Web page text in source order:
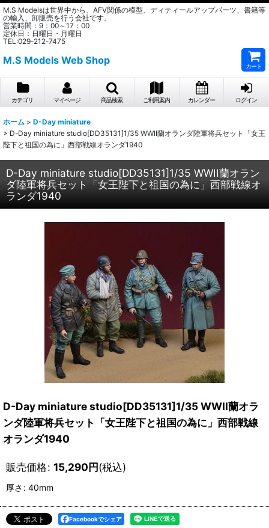
M.S Modelsは世界中から、AFV関係の模型、ディティールアップパーツ、書籍等
の輸入、卸販売を行う会社です。
営業時間：9：00～17：00
定休日：日曜日・月曜日
TEL:029-212-7475
M.S Models Web Shop
カート
カテゴリ マイページ 商品検索 ご利用案内 カレンダー ログイン
ホーム > D-Day miniature
> D-Day miniature studio[DD35131]1/35 WWII蘭オランダ陸軍将兵セット「女王
陛下と祖国の為に」西部戦線オランダ1940
D-Day miniature studio[DD35131]1/35 WWII蘭オラン
ダ陸軍将兵セット「女王陛下と祖国の為に」西部戦線オ
ランダ1940
D-Day miniature studio[DD35131]1/35 WWII蘭オラ
ンダ陸軍将兵セット「女王陛下と祖国の為に」西部戦線
オランダ1940
販売価格: 15,290円(税込)
厚さ : 40mm
Facebookでシェア